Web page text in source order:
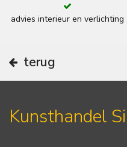
advies interieur en verlichting
terug
Kunsthandel